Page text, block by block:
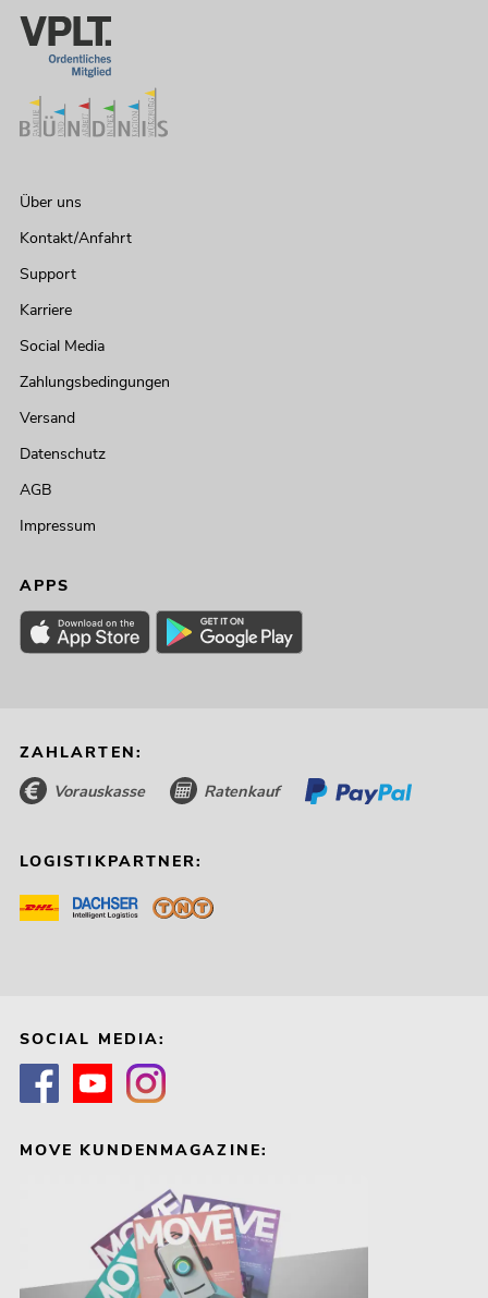
Über uns
Kontakt/Anfahrt
Support
Karriere
Social Media
Zahlungsbedingungen
Versand
Datenschutz
AGB
Impressum
APPS
ZAHLARTEN:
Vorauskasse Ratenkauf
LOGISTIKPARTNER:
SOCIAL MEDIA:
MOVE KUNDENMAGAZINE: